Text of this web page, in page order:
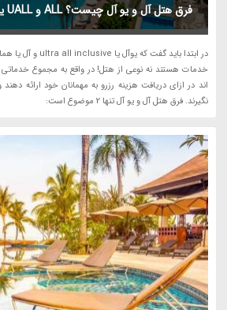
فرق هتل آل و یو آل چیست؟ ALL و UALL یعنی چه؟
خدمات هستند نه نوعی از هتل! در واقع به مجموع
اند در ازای دریافت هزینه رزرو به مهمانان خود ارائه
نگیرند. فرق هتل آل و یو آل تنها 2 موضوع است: